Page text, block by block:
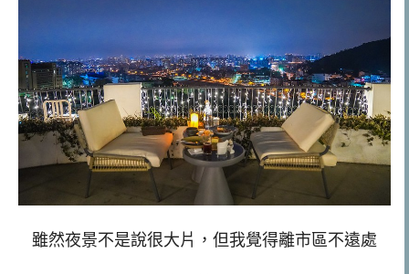
雖然夜景不是說很大片，但我覺得離市區不遠處